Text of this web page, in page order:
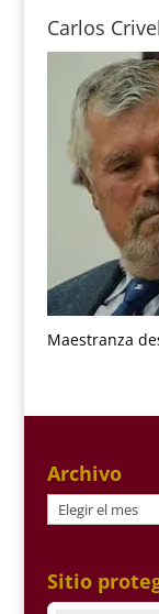
Carlos
Maestranza
Archivo
Archivo
Sitio